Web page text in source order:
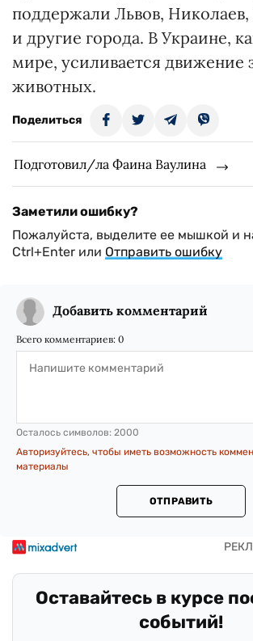
поддержали Львов,
и другие города. В Украине,
мире, усиливается движение
животных.
Поделиться
Подготовил/ла Фаина Ваулина
Заметили ошибку?
Пожалуйста, выделите ее мышкой и
Ctrl+Enter или Отправить ошибку
Добавить комментарий
Всего комментариев: 0
Осталось символов: 2000
Авторизуйтесь, чтобы иметь возможность
материалы
ОТПРАВИТЬ
Оставайтесь в курсе
событий!